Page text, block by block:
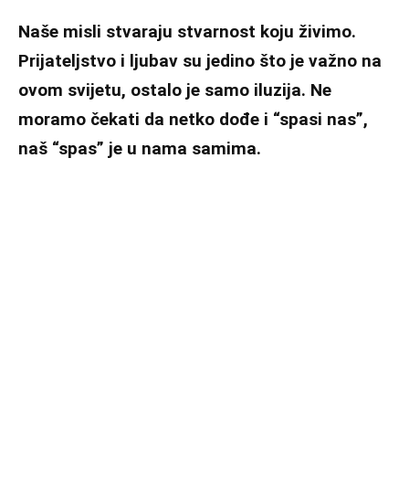
Naše misli stvaraju stvarnost koju živimo.
Prijateljstvo i ljubav su jedino što je važno na
ovom svijetu, ostalo je samo iluzija. Ne
moramo čekati da netko dođe i “spasi nas”,
naš “spas” je u nama samima.